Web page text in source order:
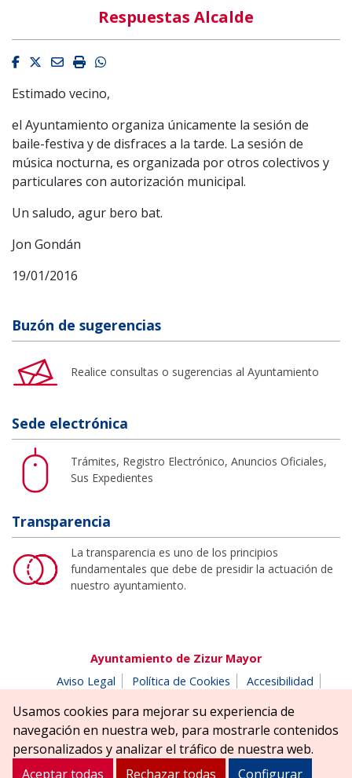
Respuestas Alcalde
Facebook
Twitter
EmailImprimirWhatsapp
Estimado vecino,
el Ayuntamiento organiza únicamente la sesión de
baile-festiva y de disfraces a la tarde. La sesión de
música nocturna, es organizada por otros colectivos y
particulares con autorización municipal.
Un saludo, agur bero bat.
Jon Gondán
19/01/2016
Buzón de sugerencias
Realice consultas o sugerencias al Ayuntamiento
Sede electrónica
Trámites, Registro Electrónico, Anuncios Oficiales,
Sus Expedientes
Transparencia
La transparencia es uno de los principios
fundamentales que debe de presidir la actuación de
nuestro ayuntamiento.
Ayuntamiento de Zizur Mayor
Aviso Legal
Política de Cookies
Accesibilidad
Parque Erreniega parkea, s/n | 31180 Zizur Mayor-Zizur
Nagusia (NAVARRA-NAFARROA)
Tel. 948 181900
ayuntamiento@zizurmayor.es
Usamos cookies para mejorar su experiencia de
navegación en nuestra web, para mostrarle contenidos
personalizados y analizar el tráfico de nuestra web.
Aceptar todas
Rechazar todas Configurar